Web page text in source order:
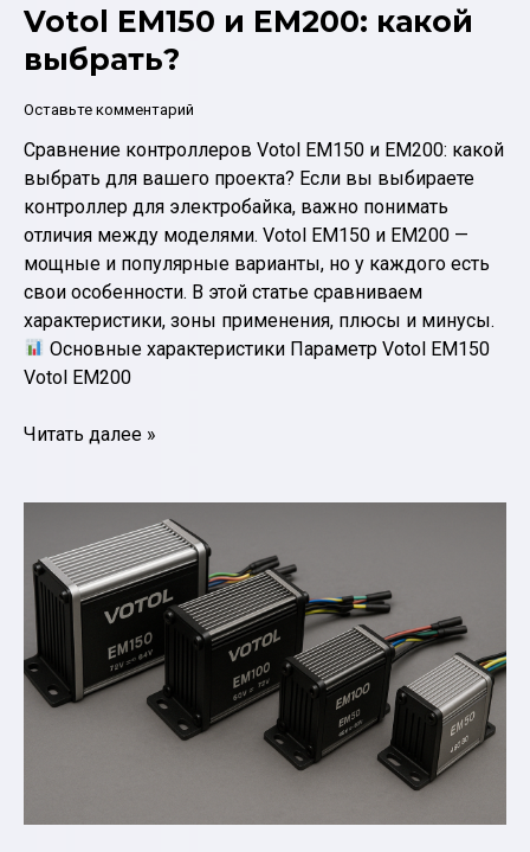
Votol EM150 и EM200: какой
выбрать?
Оставьте комментарий
Сравнение контроллеров Votol EM150 и EM200: какой
выбрать для вашего проекта? Если вы выбираете
контроллер для электробайка, важно понимать
отличия между моделями. Votol EM150 и EM200 —
мощные и популярные варианты, но у каждого есть
свои особенности. В этой статье сравниваем
характеристики, зоны применения, плюсы и минусы.
Основные характеристики Параметр Votol EM150
Votol EM200
Сравнение
EM200:
какой
выбрать?
Читать далее »